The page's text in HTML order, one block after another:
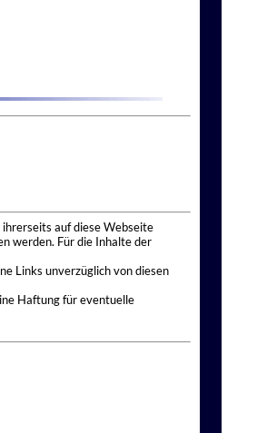
auf diese Webseite
werden. Für die Inhalte der
Links unverzüglich von diesen
Haftung für eventuelle